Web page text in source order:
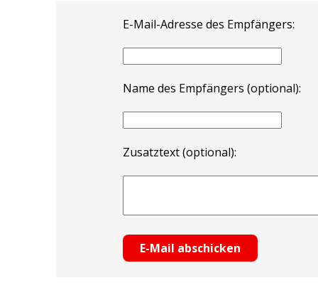
E-Mail-Adresse des Empfängers:
Name des Empfängers (optional):
Zusatztext (optional):